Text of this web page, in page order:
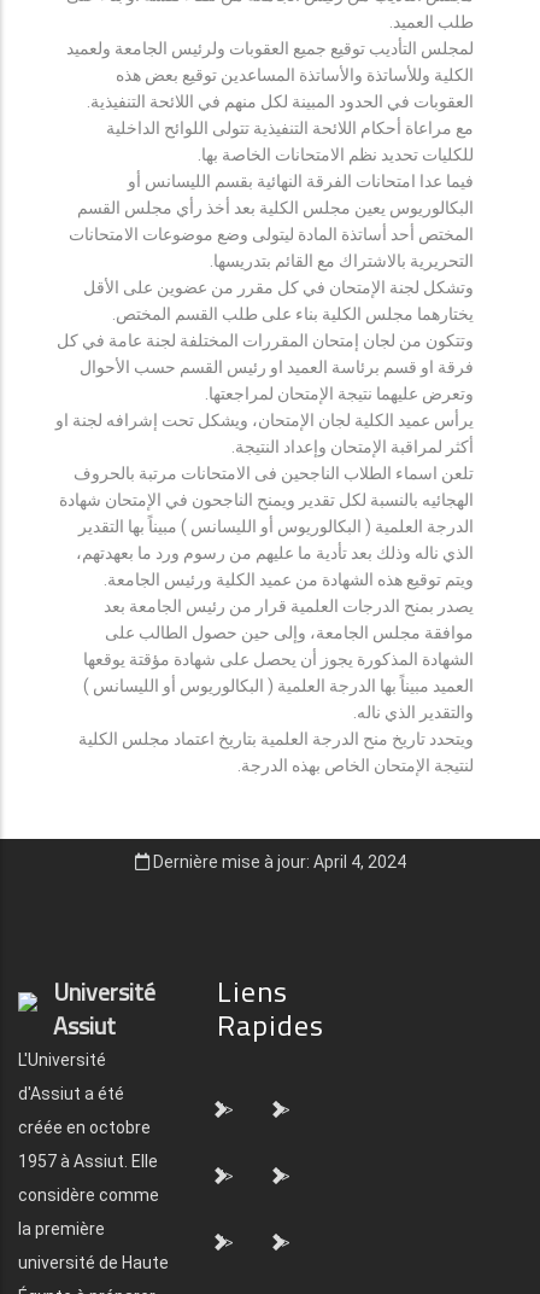
طلب العميد.
لمجلس التأديب توقيع جميع العقوبات ولرئيس الجامعة ولعميد
الكلية وللأساتذة والأساتذة المساعدين توقيع بعض هذه
العقوبات في الحدود المبينة لكل منهم في اللائحة التنفيذية.
مع مراعاة أحكام اللائحة التنفيذية تتولى اللوائح الداخلية
للكليات تحديد نظم الامتحانات الخاصة بها.
فيما عدا امتحانات الفرقة النهائية بقسم الليسانس أو
البكالوريوس يعين مجلس الكلية بعد أخذ رأي مجلس القسم
المختص أحد أساتذة المادة ليتولى وضع موضوعات الامتحانات
التحريرية بالاشتراك مع القائم بتدريسها.
وتشكل لجنة الإمتحان في كل مقرر من عضوين على الأقل
يختارهما مجلس الكلية بناء على طلب القسم المختص.
وتتكون من لجان إمتحان المقررات المختلفة لجنة عامة في كل
فرقة او قسم برئاسة العميد او رئيس القسم حسب الأحوال
وتعرض عليهما نتيجة الإمتحان لمراجعتها.
يرأس عميد الكلية لجان الإمتحان، ويشكل تحت إشرافه لجنة او
أكثر لمراقبة الإمتحان وإعداد النتيجة.
تلعن اسماء الطلاب الناجحين فى الامتحانات مرتبة بالحروف
الهجائيه بالنسبة لكل تقدير ويمنح الناجحون في الإمتحان شهادة
الدرجة العلمية ( البكالوريوس أو الليسانس ) مبيناً بها التقدير
الذي ناله وذلك بعد تأدية ما عليهم من رسوم ورد ما بعهدتهم،
ويتم توقيع هذه الشهادة من عميد الكلية ورئيس الجامعة.
يصدر بمنح الدرجات العلمية قرار من رئيس الجامعة بعد
موافقة مجلس الجامعة، وإلى حين حصول الطالب على
الشهادة المذكورة يجوز أن يحصل على شهادة مؤقتة يوقعها
العميد مبيناً بها الدرجة العلمية ( البكالوريوس أو الليسانس )
والتقدير الذي ناله.
ويتحدد تاريخ منح الدرجة العلمية بتاريخ اعتماد مجلس الكلية
لنتيجة الإمتحان الخاص بهذه الدرجة.
Dernière mise à jour: April 4, 2024
Université
Assiut
L'Université
d'Assiut a été
créée en octobre
1957 à Assiut. Elle
considère comme
la première
université de Haute
Liens
Rapides
"> ">
"> ">
"> ">